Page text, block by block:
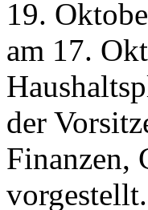
19.
am 17.
der
Finanzen,